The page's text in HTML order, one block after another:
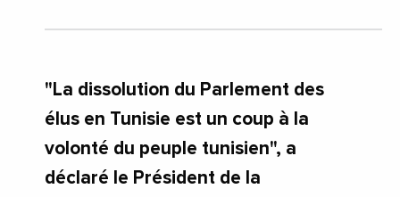
"La dissolution du Parlement des
élus en Tunisie est un coup à la
volonté du peuple tunisien", a
déclaré le Président de la